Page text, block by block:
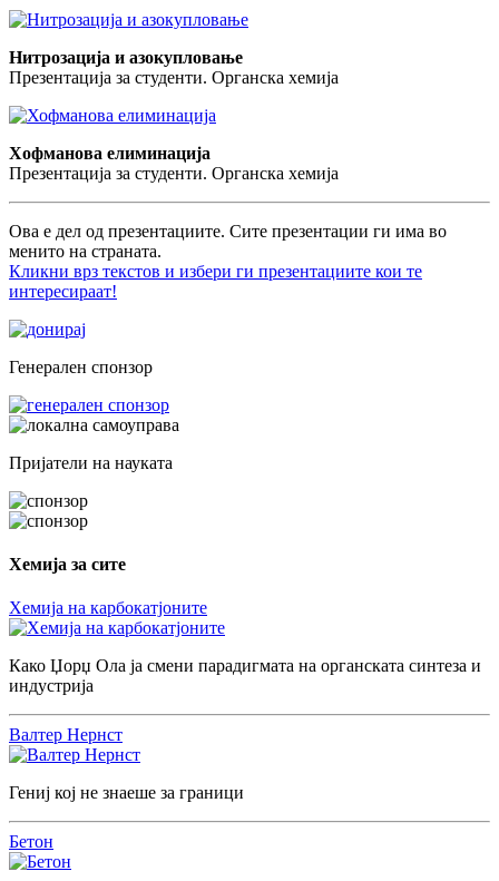
Нитрозација и азокупловање
Презентација за студенти. Органска хемија
Хофманова елиминација
Презентација за студенти. Органска хемија
Ова е дел од презентациите. Сите презентации ги има во
менито на страната.
Кликни врз текстов и избери ги презентациите кои те
интересираат!
Генерален спонзор
Пријатели на науката
Хемија за сите
Хемија на карбокатјоните
Како Џорџ Ола ја смени парадигмата на органската синтеза и
индустрија
Валтер Нернст
Гениј кој не знаеше за граници
Бетон